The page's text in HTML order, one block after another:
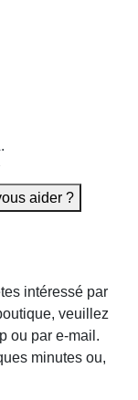
aider ?
intéressé par
veuillez
ou par e-mail.
minutes ou,